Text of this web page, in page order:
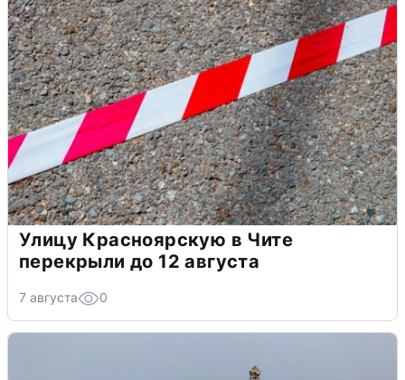
Улицу Красноярскую в Чите
перекрыли до 12 августа
7 августа 0